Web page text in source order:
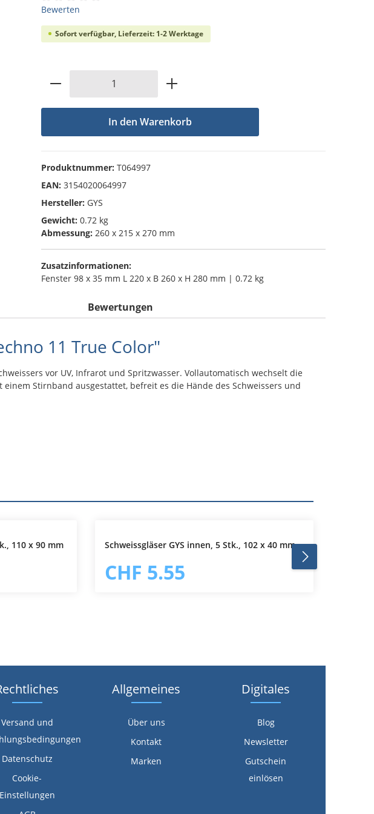
Durchschnittliche Bewertung von 0 von 5 Sternen
Bewerten
Sofort verfügbar, Lieferzeit: 1-2 Werktage
Produkt Anzahl: Gib den gewünschten Wert
In den Warenkorb
Produktnummer: T064997
EAN: 3154020064997
Hersteller: GYS
Gewicht: 0.72 kg
Abmessung: 260 x 215 x 270 mm
Zusatzinformationen:
Fenster 98 x 35 mm L 220 x B 260 x H 280 mm | 0.72 kg
Bewertungen
11 True Color"
vor UV, Infrarot und Spritzwasser. Vollautomatisch wechselt die
Stirnband ausgestattet, befreit es die Hände des Schweissers und
110 x 90 mm Schweissgläser GYS innen, 5 Stk., 102 x 40 mm
CHF 5.55
Versand und
Datenschutz
Cookie-
Einstellungen
Allgemeines
Über uns
Kontakt
Marken
Digitales
Blog
Newsletter
Gutschein
einlösen